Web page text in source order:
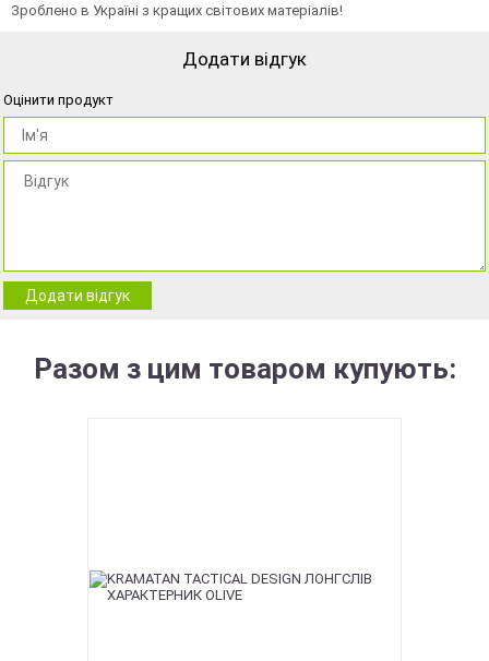
Зроблено в Україні з кращих світових матеріалів!
Додати відгук
Оцінити продукт
Додати відгук
Разом з цим товаром купують: